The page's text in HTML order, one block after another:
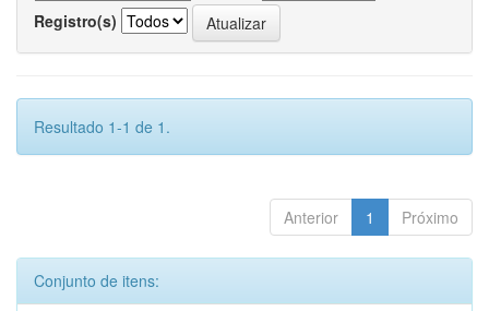
Registro(s)
Resultado 1-1 de 1.
Anterior 1 Próximo
Conjunto de itens: